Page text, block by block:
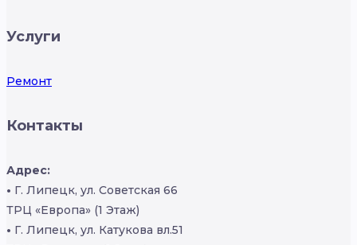
Услуги
Ремонт
Контакты
Адрес:
• Г. Липецк, ул. Советская 66
ТРЦ «Европа» (1 Этаж)
• Г. Липецк, ул. Катукова вл.51